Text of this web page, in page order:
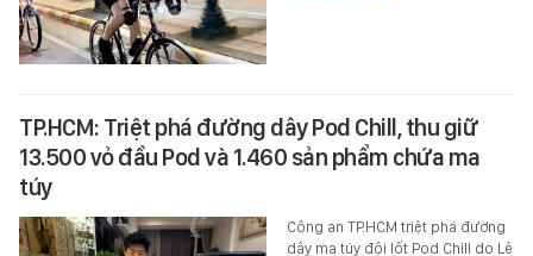
TP.HCM: Triệt phá đường dây Pod Chill, thu giữ
13.500 vỏ đầu Pod và 1.460 sản phẩm chứa ma
túy
Công an TP.HCM triệt phá đường
dây ma túy đội lốt Pod Chill do Lê